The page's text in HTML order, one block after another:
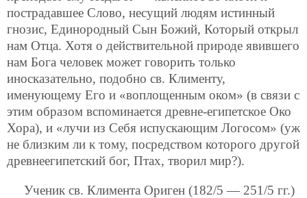
пострадавшее Слово, несущий людям истинный
гнозис, Единородный Сын Божий, Который открыл
нам Отца. Хотя о действительной природе явившего
нам Бога человек может говорить только
иносказательно, подобно св. Клименту,
именующему Его и «воплощенным оком» (в связи с
этим образом вспоминается древне-египетское Око
Хора), и «лучи из Себя испускающим Логосом» (уж
не близким ли к тому, посредством которого другой
древнеегипетский бог, Птах, творил мир?).
Ученик св. Климента Ориген (182/5 — 251/5 гг.)